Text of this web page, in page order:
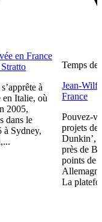
en France
à
en Italie, où
2005,
dans le
à Sydney,
Temps de
Jean-
France
Pouvez-
projets de
Dunkin’,
près de
points de
La